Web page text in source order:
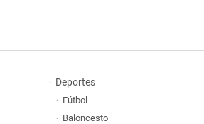
Deportes
Fútbol
Baloncesto